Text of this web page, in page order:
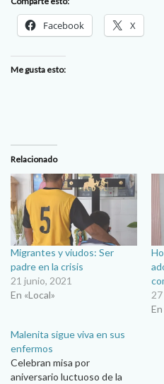
Facebook X
Me gusta esto:
Relacionado
Migrantes y viudos: Ser
padre en la crisis
21 junio, 2021
En «Local»
En
Malenita sigue viva en sus
enfermos
Celebran misa por
aniversario luctuoso de la